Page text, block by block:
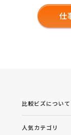
仕
比較ビズについて
人気カテゴリ